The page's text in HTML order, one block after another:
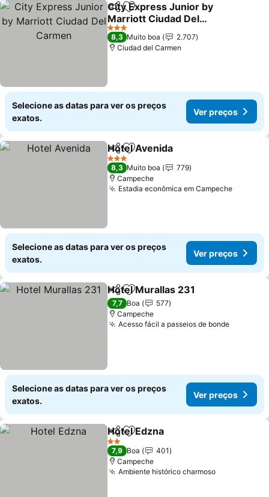
PartilharAdicionar aos favoritos
City Express Junior by
Marriott Ciudad Del
Carmen
Ver preços
3 Estrelas
8,3 Muito boa
2.707
Ciudad del Carmen
Selecione as datas para ver os preços
exatos.
Ver preços
PartilharAdicionar aos favoritos
Hotel Avenida
3 Estrelas
8,3 Muito boa
779
Campeche
Estadia econômica em CampecheVer
Selecione as datas para ver os preços
exatos.
Ver preços
PartilharAdicionar aos favoritos
Hotel Murallas 231
7,7 Boa
577
Campeche
Acesso fácil a passeios de bondeVer
Selecione as datas para ver os preços
exatos.
Ver preços
PartilharAdicionar aos favoritos
Hotel Edzna
2 Estrelas
7,9 Boa
401
Campeche
Ambiente histórico charmosoVer preços